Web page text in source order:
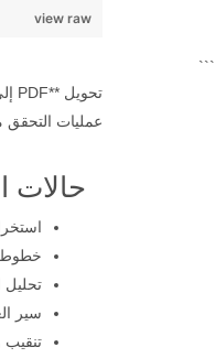
view raw
```
عمليات التحقق
حالات
خطوط
تحليل
سير
تنقيب